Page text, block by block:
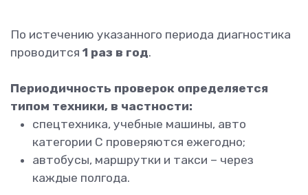
По истечению указанного периода диагностика
проводится 1 раз в год.
Периодичность проверок определяется
типом техники, в частности:
спецтехника, учебные машины, авто
категории С проверяются ежегодно;
автобусы, маршрутки и такси – через
каждые полгода.